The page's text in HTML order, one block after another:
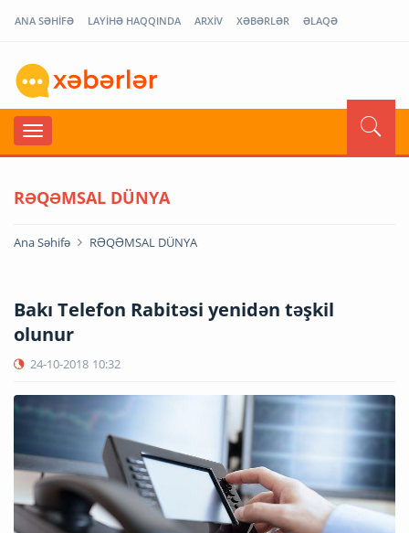
ANA SƏHİFƏ LAYİHƏ HAQQINDA ARXİV XƏBƏRLƏR ƏLAQƏ
RƏQƏMSAL DÜNYA
Ana Səhifə RƏQƏMSAL DÜNYA
Bakı Telefon Rabitəsi yenidən təşkil
olunur
24-10-2018 10:32